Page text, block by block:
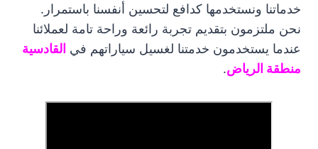
خدماتنا ونستخدمها كدافع لتحسين أنفسنا باستمرار.
نحن ملتزمون بتقديم تجربة رائعة وراحة تامة لعملائنا
عندما يستخدمون خدمتنا لغسيل سياراتهم في القادسية
منطقة الرياض.